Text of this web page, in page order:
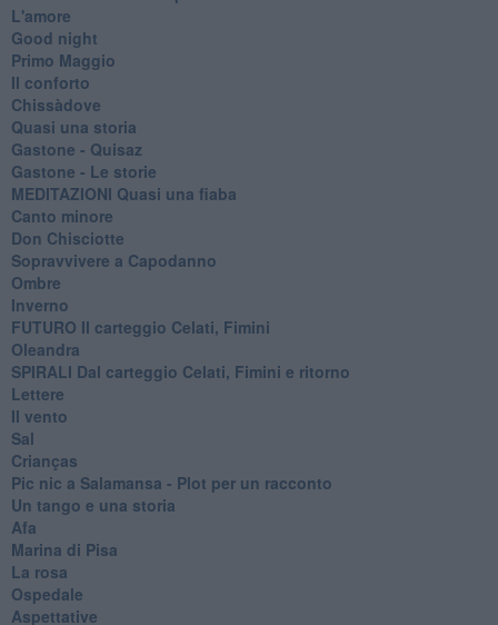
L'amore
Good night
Primo Maggio
Il conforto
Chissàdove
Quasi una storia
Gastone - Quisaz
Gastone - Le storie
MEDITAZIONI Quasi una fiaba
Canto minore
Don Chisciotte
Sopravvivere a Capodanno
Ombre
Inverno
FUTURO Il carteggio Celati, Fimini
Oleandra
SPIRALI Dal carteggio Celati, Fimini e ritorno
Lettere
Il vento
Sal
Crianças
Pic nic a Salamansa - Plot per un racconto
Un tango e una storia
Afa
Marina di Pisa
La rosa
Ospedale
Aspettative